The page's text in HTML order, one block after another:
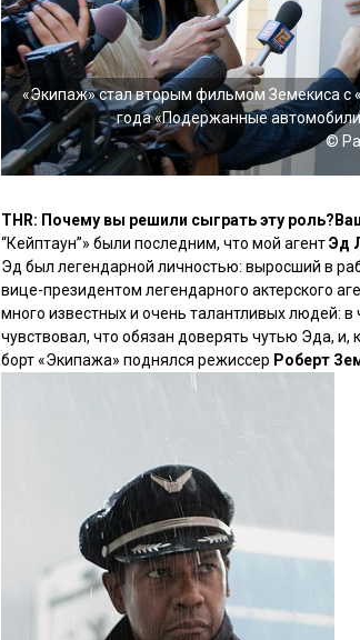
«Экипаж» стал вторым фильмом Земекиса с
года «Подержанные
©
THR: Почему вы решили сыграть эту роль?
“Кейптаун”» были последним, что мой агентЭд
Эд был легендарной личностью: выросший в
вице-президентом легендарного актерского
много известных и очень талантливых людей: в
чувствовал, что обязан доверять чутью Эда, и,
борт«Экипажа» поднялся режиссер Роберт